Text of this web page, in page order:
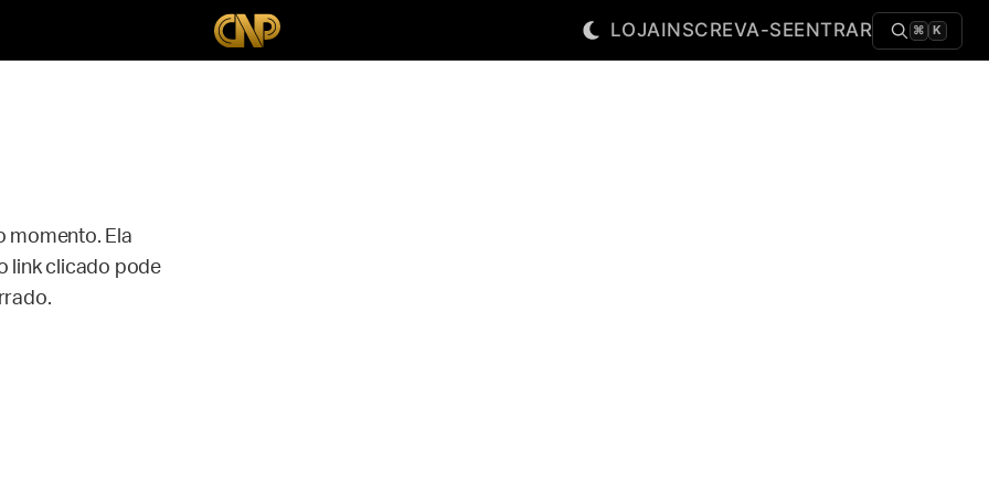
LOJAINSCREVA-SEENTRAR ⌘ K
momento. Ela
link clicado pode